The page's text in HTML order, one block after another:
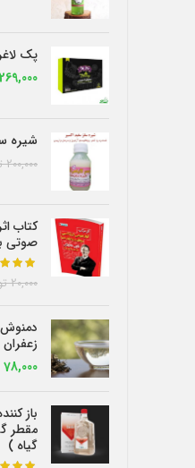
پک
269,000
شیره
200,000
کتاب
صوتی
20,000
زعفران
78,000
باز
گیاه )